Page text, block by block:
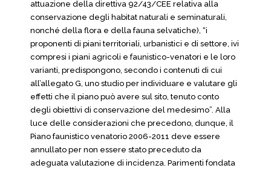
attuazione della direttiva 92/43/CEE relativa alla
conservazione degli habitat naturali e seminaturali,
nonché della flora e della fauna selvatiche), “i
proponenti di piani territoriali, urbanistici e di settore, ivi
compresi i piani agricoli e faunistico-venatori e le loro
varianti, predispongono, secondo i contenuti di cui
all’allegato G, uno studio per individuare e valutare gli
effetti che il piano può avere sul sito, tenuto conto
degli obiettivi di conservazione del medesimo”. Alla
luce delle considerazioni che precedono, dunque, il
Piano faunistico venatorio 2006-2011 deve essere
annullato per non essere stato preceduto da
adeguata valutazione di incidenza. Parimenti fondata